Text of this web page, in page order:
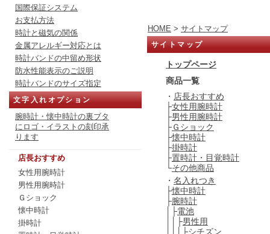
国際保証システム
お支払方法
時計と磁気の関係
金属アレルギー対応とは
時計バンドの中留め形状
防水性能表示のご説明
時計バンドのサイズ指定
文字入れオプション
腕時計・懐中時計の裏ブタ
にロゴ・イラストの刻印承
ります
店長おすすめ
女性用腕時計
男性用腕時計
Ｇショック
懐中時計
掛時計
HOME > サイトマップ
サイトマップ
トップページ
商品一覧
・ 店長おすすめ
├女性用腕時計
├男性用腕時計
├Ｇショック
├懐中時計
├掛時計
├置時計・目覚時計
└その他商品
・ 名入れつき
├懐中時計
├腕時計
│├電池
││├男性用
│││├シチズン